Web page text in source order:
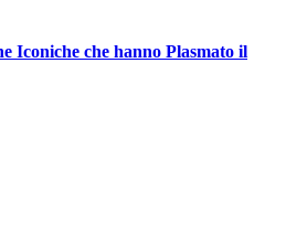
Iconiche che hanno Plasmato il